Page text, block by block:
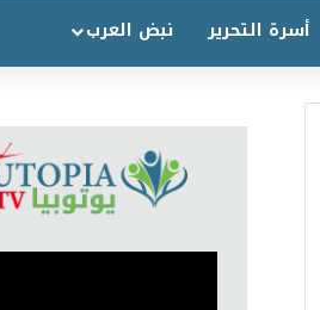
أسرة التحرير نبض العرب